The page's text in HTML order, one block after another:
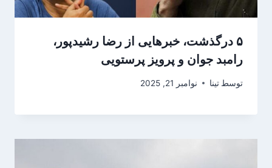
۵ درگذشت، خبرهایی از رضا رشیدپور،
رامبد جوان و پرویز پرستویی
توسط تینا نوامبر 21, 2025